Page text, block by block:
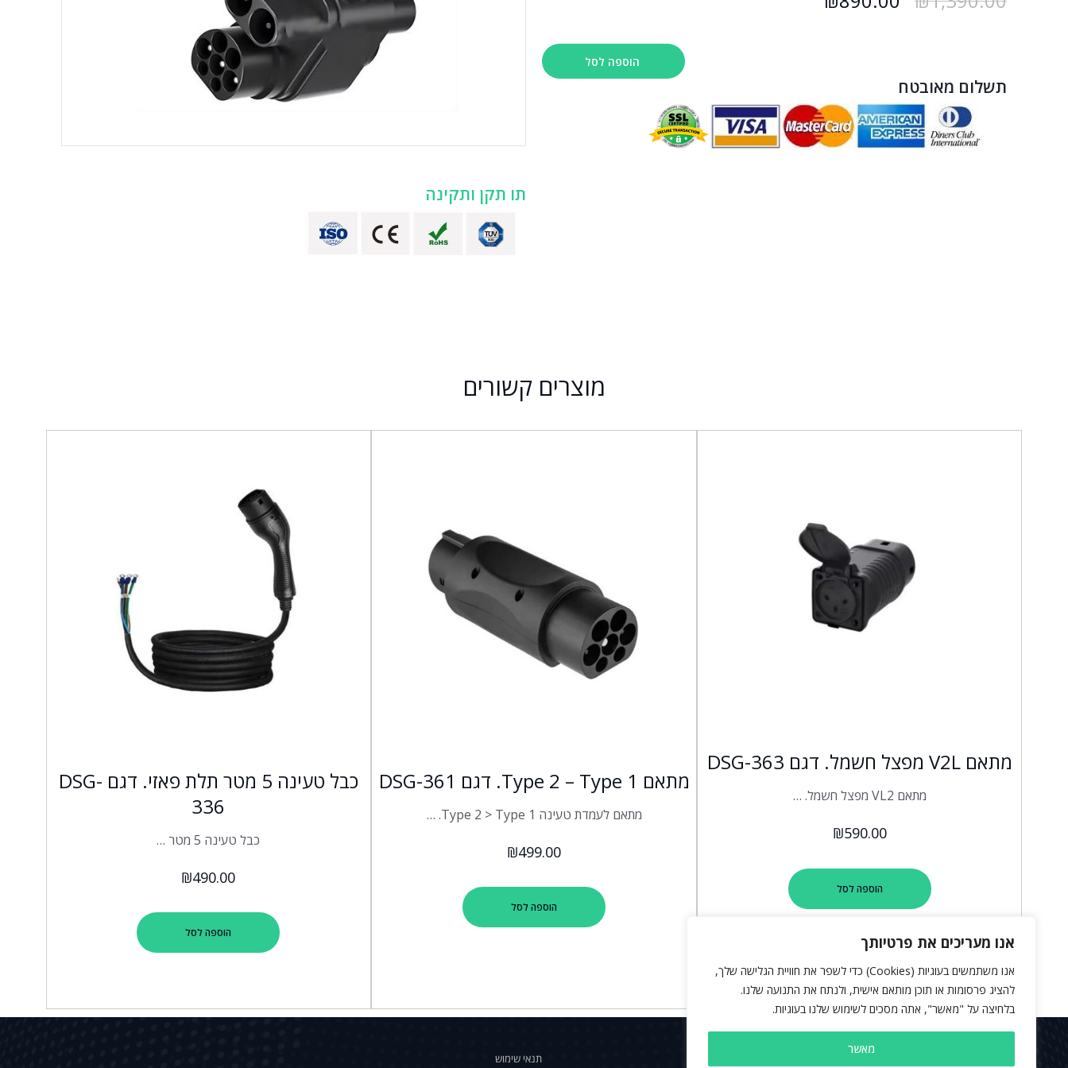
אנו מעריכים את פרטיותך
אנו משתמשים בעוגיות (Cookies) כדי לשפר את חוויית הגלישה שלך,
להציג פרסומות או תוכן מותאם אישית, ולנתח את התנועה שלנו.
בלחיצה על "מאשר", אתה מסכים לשימוש שלנו בעוגיות.
מאשר
הוספה לסל
תשלום מאובטח
תו תקן ותקינה
מוצרים קשורים
מתאם V2L מפצל חשמל. דגם DSG-363
מתאם VL2 מפצל חשמל. …
₪590.00
הוספה לסל
מתאם Type 2 – Type 1. דגם DSG-361
מתאם לעמדת טעינה Type 2 > Type 1. …
₪499.00
הוספה לסל
כבל טעינה 5 מטר תלת פאזי. דגם DSG-
336
כבל טעינה 5 מטר …
₪490.00
הוספה לסל
תנאי שימוש